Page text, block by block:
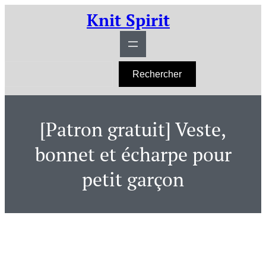
Knit Spirit
h
Rechercher
[Patron gratuit] Veste,
bonnet et écharpe pour
petit garçon